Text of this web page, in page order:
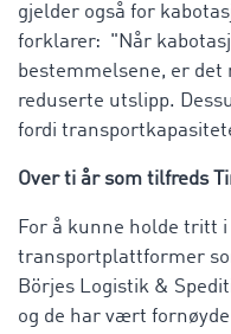
gjelder også for
forklarer: "Når
bestemmelsene, er
reduserte utslipp.
fordi
Over ti år som tilfreds
For å kunne holde tritt
transportplattformer
Börjes Logistik &
og de har vært